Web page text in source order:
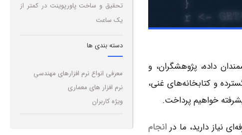
تحقیق و ساخت پاورپوینت در کمتر از
یک ساعت
دسته بندی ها
معرفی انواع نرم افزارهای مهندسی
نرم افزار های معماری
ویژه کاربران
داده، پژوهشگران، و
و کتابخانه‌های غنی،
نیاز دارید، ما در انجام